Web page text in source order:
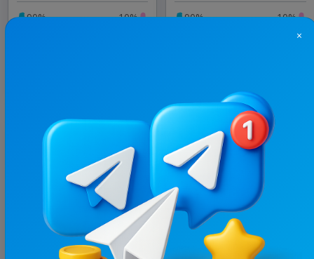
90% 10% 90% 10%
Nishtyak📈Crypto
Криптовалюти
×